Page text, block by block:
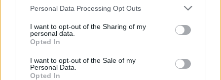
Personal Data Processing Opt Outs
I want to opt-out of the Sharing of my
personal data.
Opted In
I want to opt-out of the Sale of my
Personal Data.
Opted In